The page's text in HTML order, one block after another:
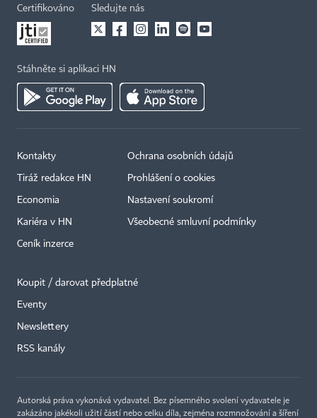
Certifikováno Sledujte nás
Stáhněte si aplikaci HN
Kontakty
Tiráž redakce HN
Economia
Kariéra v HN
Ceník inzerce
Ochrana osobních údajů
Prohlášení o cookies
Nastavení soukromí
Všeobecné smluvní podmínky
Koupit / darovat předplatné
Eventy
Newslettery
RSS kanály
Autorská práva vykonává vydavatel. Bez písemného svolení vydavatele je
zakázáno jakékoli užití částí nebo celku díla, zejména rozmnožování a šíření